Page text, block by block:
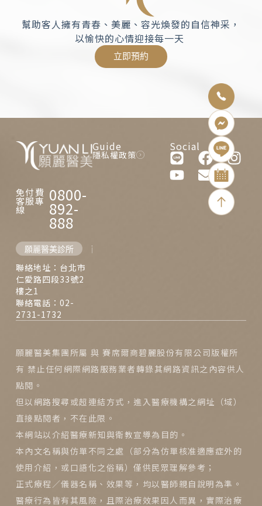
幫助客人擁有青春、美麗、容光煥發的自信神采，
以愉快的心情迎接每一天
立即預約
免付費
客服專
線
0800-
892-
888
願麗醫美診所 西門麗思醫美診所
聯絡地址：台北市
仁愛路四段33號2
樓之1
聯絡電話：02-
2731-1732
Guide
隱私權政策
Social
願麗醫美集團所屬 與 賽席爾商碧麗股份有限公司版權所
有 禁止任何網際網路服務業者轉錄其網路資訊之內容供人
點閱。
但以網路搜尋或超連結方式，進入醫療機構之網址（域）
直接點閱者，不在此限。
本網站以介紹醫療新知與衛教宣導為目的。
本內文名稱與仿單不同之處（部分為仿單核准適應症外的
使用介紹，或口語化之俗稱）僅供民眾理解參考；
正式療程／儀器名稱、效果等，均以醫師親自說明為準。
醫療行為皆有其風險，且際治療效果因人而異，實際治療